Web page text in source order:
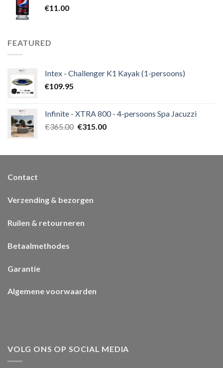
€11.00
FEATURED
Intex - Challenger K1 Kayak (1-persoons)
€109.95
Infinite - XTRA 800 - 4-persoons Spa Jacuzzi
€365.00 €315.00
Contact
Verzending & bezorgen
Ruilen & retourneren
Betaalmethodes
Garantie
Algemene voorwaarden
VOLG ONS OP SOCIAL MEDIA